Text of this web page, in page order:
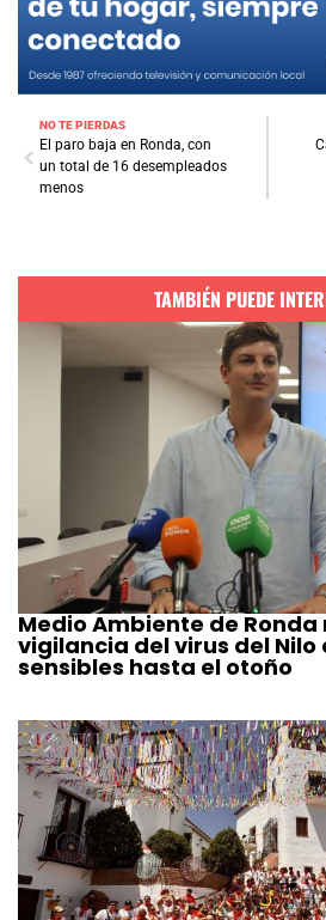
NO TE PIERDAS
El paro baja en Ronda, con
un total de 16 desempleados
menos
TAMBIÉN PUEDE
Medio Ambiente de
vigilancia del virus del Nilo
sensibles hasta el otoño